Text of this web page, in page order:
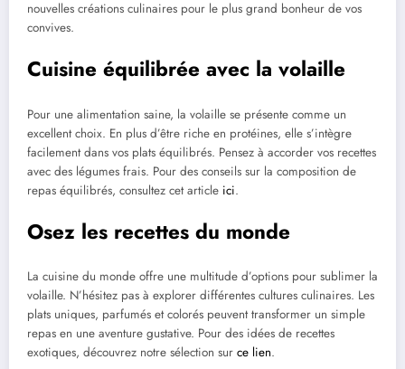
nouvelles créations culinaires pour le plus grand bonheur de vos
convives.
Cuisine équilibrée avec la volaille
Pour une alimentation saine, la volaille se présente comme un
excellent choix. En plus d’être riche en protéines, elle s’intègre
facilement dans vos plats équilibrés. Pensez à accorder vos recettes
avec des légumes frais. Pour des conseils sur la composition de
repas équilibrés, consultez cet article ici.
Osez les recettes du monde
La cuisine du monde offre une multitude d’options pour sublimer la
volaille. N’hésitez pas à explorer différentes cultures culinaires. Les
plats uniques, parfumés et colorés peuvent transformer un simple
repas en une aventure gustative. Pour des idées de recettes
exotiques, découvrez notre sélection sur ce lien.